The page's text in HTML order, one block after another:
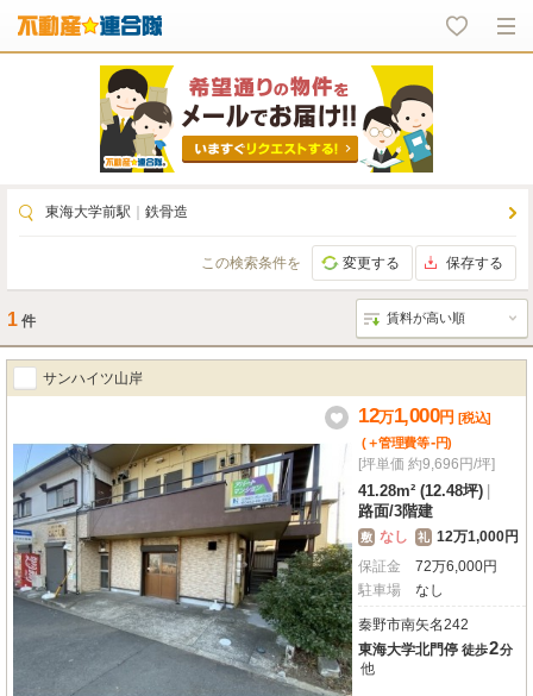
東海大学前駅 鉄骨造
この検索条件を 変更する 保存する
1 件
サンハイツ山岸
12万1,000円 [税込]
(＋管理費等-円)
[坪単価 約9,696円/坪]
41.28m² (12.48坪)
路面/3階建
敷 なし 礼 12万1,000円
保証金
72万6,000円
駐車場
なし
秦野市南矢名242
東海大学北門停 徒歩2分
他